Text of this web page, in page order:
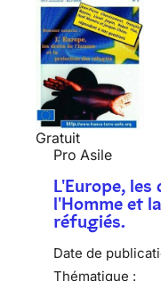
Gratuit
Pro Asile
L'Europe,
l'Homme et
réfugiés.
Date de
Thématique :